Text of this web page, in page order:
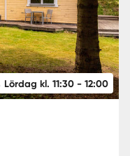
Lördag kl. 11:30 - 12:00